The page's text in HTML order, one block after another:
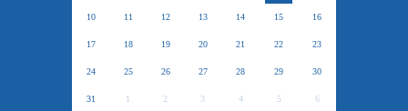
10 11 12 13 14 15 16
17 18 19 20 21 22 23
24 25 26 27 28 29 30
31 1 2 3 4 5 6